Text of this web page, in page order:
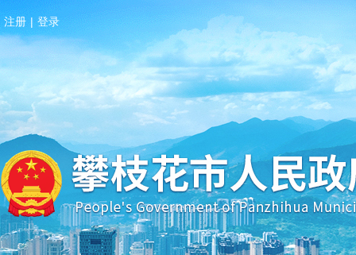
注册 | 登录